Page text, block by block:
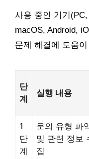
사용 중인 기기
macOS, Android,
문제 해결에 도움
단
계
실행 내용
1
단
계
문의 유형 파
및 관련 정보
집